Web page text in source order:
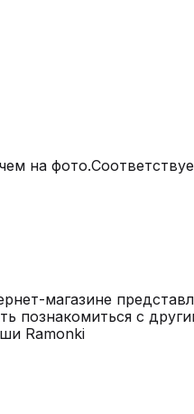
на
магазине
познакомиться с
Ramonki